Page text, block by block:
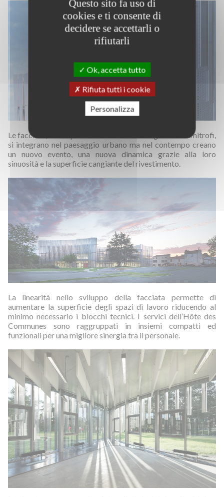
Le facciate, che rispettano le dimensioni degli edifici limitrofi,
si integrano nel paesaggio urbano ma nel contempo creano
un nuovo evento, una nuova dinamica grazie alla loro
sinuosità e la superficie cangiante del rivestimento.
La linearità nello sviluppo della facciata permette di
aumentare la superficie degli spazi di lavoro riducendo al
minimo necessario i blocchi tecnici. I servici dell’Hôte des
Communes sono raggruppati in insiemi compatti ed
funzionali per una migliore sinergia tra il personale.
Questo sito fa uso di
cookies e ti consente di
decidere se accettarli o
rifiutarli
Ok, accetta tutto
Rifiuta tutti i cookie
Personalizza